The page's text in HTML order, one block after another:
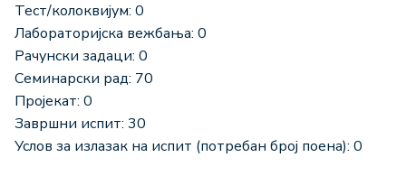
Тест/колоквијум: 0
Лабораторијска вежбања: 0
Рачунски задаци: 0
Семинарски рад: 70
Пројекат: 0
Завршни испит: 30
Услов за излазак на испит (потребан број поена): 0